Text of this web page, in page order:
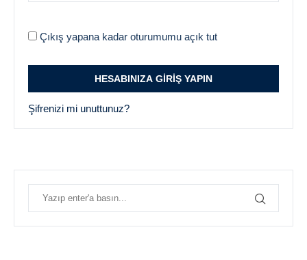
Çıkış yapana kadar oturumumu açık tut
Şifrenizi mi unuttunuz?